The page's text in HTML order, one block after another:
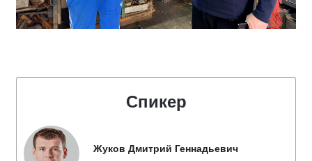
Спикер
Жуков Дмитрий Геннадьевич